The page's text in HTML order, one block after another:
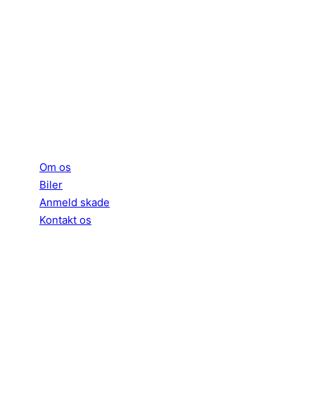
Om os
Biler
Anmeld skade
Kontakt os